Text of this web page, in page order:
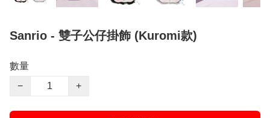
Sanrio - 雙子公仔掛飾 (Kuromi款)
數量
−
+